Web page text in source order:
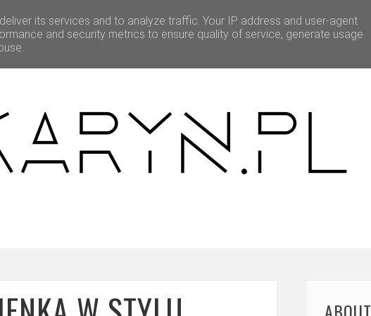
BEAUTY O MNIE WSPÓŁPRACA
its services and to analyze traffic. Your IP address and user-agent
and security metrics to ensure quality of service, generate usage